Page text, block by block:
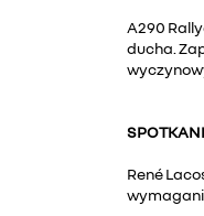
A290
ducha.
René